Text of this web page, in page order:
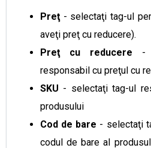
Preţ- selectaţi tag-ul
aveţi preţ cu reducere).
Preţ cu reducere -
responsabil cu preţul cu
SKU - selectaţi tag-ul
produsului
Cod de bare - selectaţi
codul de bare al